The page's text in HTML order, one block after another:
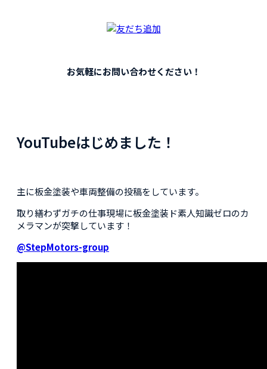
お気軽にお問い合わせください！
YouTubeはじめました！
主に板金塗装や車両整備の投稿をしています。
取り繕わずガチの仕事現場に板金塗装ド素人知識ゼロのカ
メラマンが突撃しています！
@StepMotors-group